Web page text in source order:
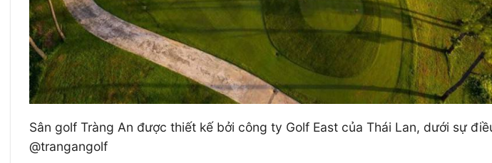
Sân golf Tràng An được thiết kế bởi công ty Golf East của Thái Lan, dưới sự
@trangangolf